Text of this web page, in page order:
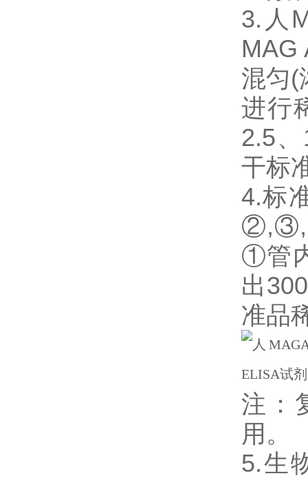
3.人
MAG
混匀(
进行
2.5
干标
4.标
①管
出
准品
注：
用。
5.生